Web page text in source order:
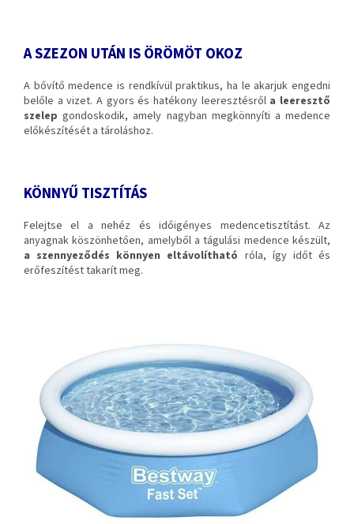
A SZEZON UTÁN IS ÖRÖMÖT OKOZ
A bővítő medence is rendkívül praktikus, ha le akarjuk engedni
belőle a vizet. A gyors és hatékony leeresztésről a leeresztő
szelep gondoskodik, amely nagyban megkönnyíti a medence
előkészítését a tároláshoz.
KÖNNYŰ TISZTÍTÁS
Felejtse el a nehéz és időigényes medencetisztítást. Az
anyagnak köszönhetően, amelyből a tágulási medence készült,
a szennyeződés könnyen eltávolítható róla, így időt és
erőfeszítést takarít meg.